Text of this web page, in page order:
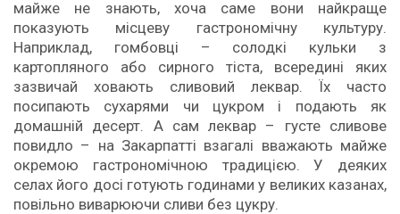
майже не знають, хоча саме вони найкраще
показують місцеву гастрономічну культуру.
Наприклад, гомбовці – солодкі кульки з
картопляного або сирного тіста, всередині яких
зазвичай ховають сливовий леквар. Їх часто
посипають сухарями чи цукром і подають як
домашній десерт. А сам леквар – густе сливове
повидло – на Закарпатті взагалі вважають майже
окремою гастрономічною традицією. У деяких
селах його досі готують годинами у великих казанах,
повільно виварюючи сливи без цукру.